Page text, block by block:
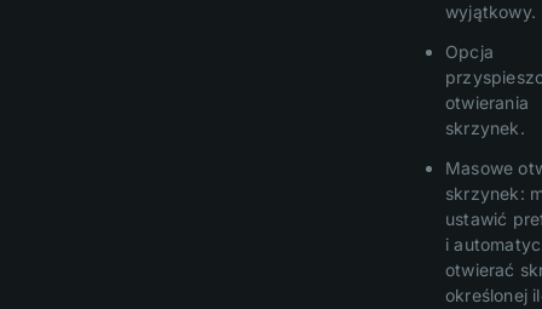
wyjątkowy.
Opcja
otwierania
skrzynek.
Masowe
skrzynek:
ustawić
i
otwierać
określonej